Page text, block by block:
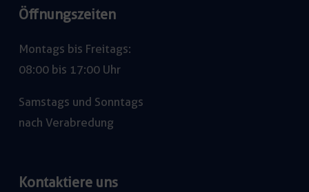
Öffnungszeiten
Montags bis Freitags:
08:00 bis 17:00 Uhr
Samstags und Sonntags
nach Verabredung
Kontaktiere uns